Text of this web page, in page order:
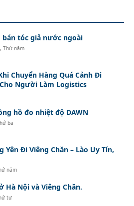
bán tóc giả nước ngoài
Thứ năm
Chuyển Hàng Quá Cảnh Đi
Người Làm Logistics
hồ đo nhiệt độ DAWN
ba
Yên Đi Viêng Chăn – Lào Uy Tín,
năm
Hà Nội và Viêng Chăn.
tư